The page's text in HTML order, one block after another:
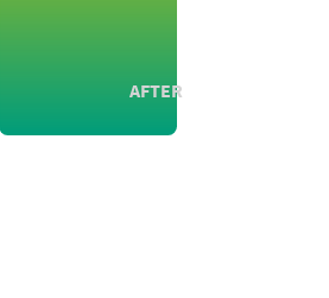
AFTER